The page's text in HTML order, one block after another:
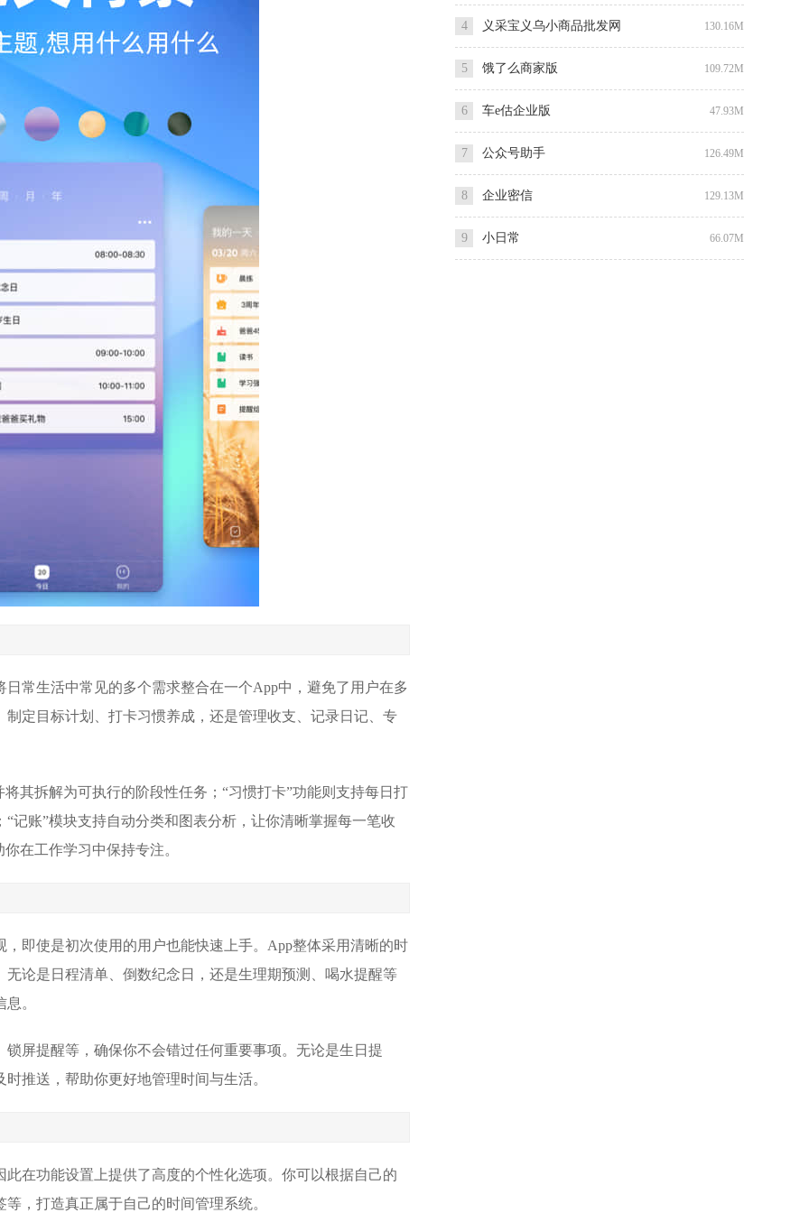
常生活中常见的多个需求整合在一个App中，避免了用户在多
定目标计划、打卡习惯养成，还是管理收支、记录日记、专
其拆解为可执行的阶段性任务；“习惯打卡”功能则支持每日打
记账”模块支持自动分类和图表分析，让你清晰掌握每一笔收
在工作学习中保持专注。
即使是初次使用的用户也能快速上手。App整体采用清晰的时
论是日程清单、倒数纪念日，还是生理期预测、喝水提醒等
。
屏提醒等，确保你不会错过任何重要事项。无论是生日提
推送，帮助你更好地管理时间与生活。
在功能设置上提供了高度的个性化选项。你可以根据自己的
，打造真正属于自己的时间管理系统。
4 130.16M
义采宝义乌小商品批发网
5 109.72M
饿了么商家版
6 47.93M
车e估企业版
7 126.49M
公众号助手
8 129.13M
企业密信
9 66.07M
小日常